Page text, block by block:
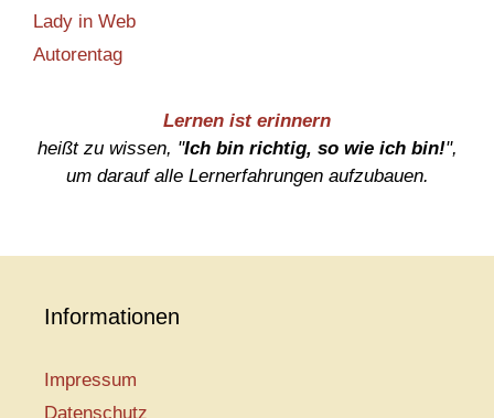
Lady in Web
Autorentag
Lernen ist erinnern
heißt zu wissen, "Ich bin richtig, so wie ich bin!",
um darauf alle Lernerfahrungen aufzubauen.
Informationen
Impressum
Datenschutz